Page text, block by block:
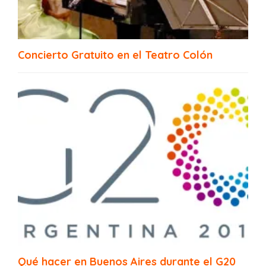
Festival de Jazz Buenos Aires
Al mercado de estación en la Usina
Concierto Gratuito en el Teatro Colón
Qué hacer en Buenos Aires durante el G20